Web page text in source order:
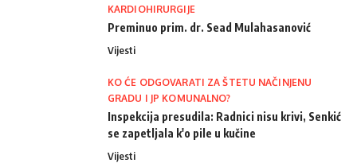
KARDIOHIRURGIJE
Preminuo prim. dr. Sead Mulahasanović
Vijesti
KO ĆE ODGOVARATI ZA ŠTETU NAČINJENU
GRADU I JP KOMUNALNO?
Inspekcija presudila: Radnici nisu krivi, Senkić
se zapetljala k'o pile u kučine
Vijesti